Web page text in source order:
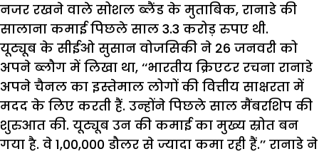
नजर रखने वाले सोशल ब्लैंड के मुताबिक, रानाडे की
सालाना कमाई पिछले साल 3.3 करोड़ रुपए थी.
यूट्यूब के सीईओ सुसान वोजसिकी ने 26 जनवरी को
अपने ब्लौग में लिखा था, ‘‘भारतीय क्रिएटर रचना रानाडे
अपने चैनल का इस्तेमाल लोगों की वित्तीय साक्षरता में
मदद के लिए करती हैं. उन्होंने पिछले साल मैंबरशिप की
शुरुआत की. यूट्यूब उन की कमाई का मुख्य स्रोत बन
गया है. वे 1,00,000 डौलर से ज्यादा कमा रही हैं.’’ रानाडे ने